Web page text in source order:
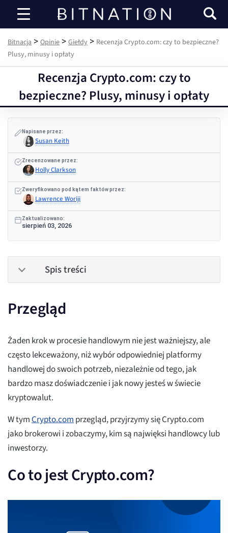
Bitnacja
Bitnacja > Opinie > Giełdy > Recenzja Crypto.com: czy to bezpieczne?
Plusy, minusy i opłaty
Recenzja Crypto.com: czy to
bezpieczne? Plusy, minusy i opłaty
Napisane przez:
Susan Keith
Zrecenzowane przez:
Holly Clarkson
Zweryfikowano pod kątem faktów przez:
Lawrence Woriji
Zaktualizowano:
sierpień 03, 2026
Spis treści
Przegląd
Żaden krok w procesie handlowym nie jest ważniejszy, ale
często lekceważony, niż wybór odpowiedniej platformy
handlowej do swoich potrzeb, niezależnie od tego, jak
bardzo masz doświadczenie i jak nowy jesteś w świecie
kryptowalut.
W tymCrypto.comprzegląd, przyjrzymy się Crypto.com
jako brokerowi i zobaczymy, kim są najwięksi handlowcy lub
inwestorzy.
Co to jest Crypto.com?